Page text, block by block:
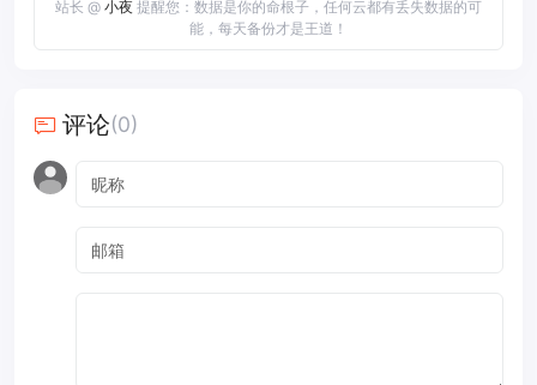
站长 @ 小夜 提醒您：数据是你的命根子，任何云都有丢失数据的可
能，每天备份才是王道！
评论(0)